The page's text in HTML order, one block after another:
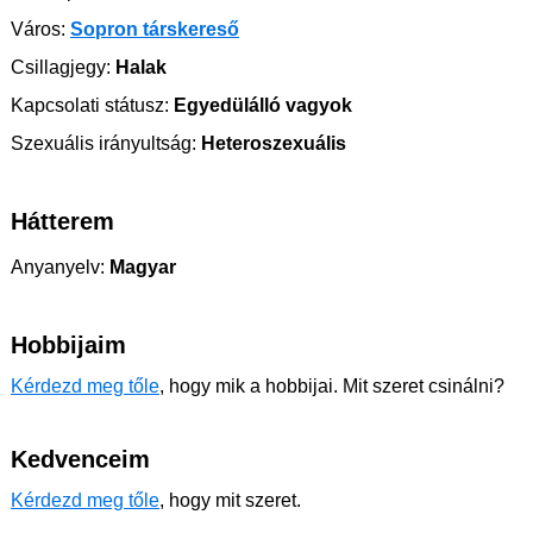
Város: Sopron társkereső
Csillagjegy: Halak
Kapcsolati státusz: Egyedülálló vagyok
Szexuális irányultság: Heteroszexuális
Hátterem
Anyanyelv: Magyar
Hobbijaim
Kérdezd meg tőle, hogy mik a hobbijai. Mit szeret csinálni?
Kedvenceim
Kérdezd meg tőle, hogy mit szeret.